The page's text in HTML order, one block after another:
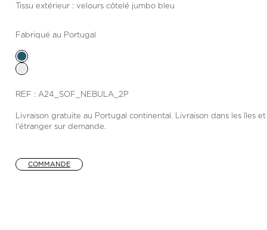
Tissu extérieur : velours côtelé jumbo bleu
Fabriqué au Portugal
REF : A24_SOF_NEBULA_2P
Livraison gratuite au Portugal continental. Livraison dans les îles et
l'étranger sur demande.
COMMANDE